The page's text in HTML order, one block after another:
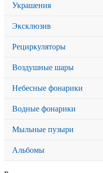
Украшения
Эксклюзив
Рециркуляторы
Воздушные шары
Небесные фонарики
Водные фонарики
Мыльные пузыри
Альбомы